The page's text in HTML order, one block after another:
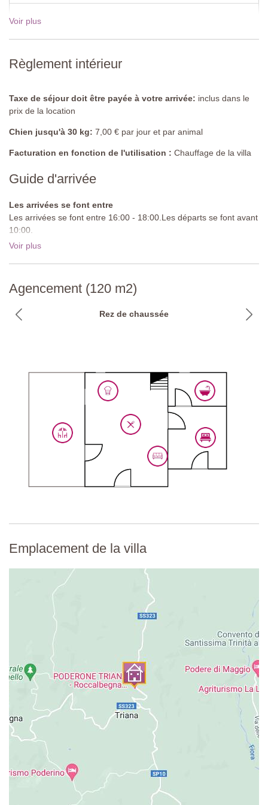
Lit double (peut être convertis en lits jumeaux), armoire,
cheminée, terrasse, télévision
Salle de bain 2
Piscine partagée
Largeur : 4 mètres
Profondeur : 1,3 à 1,6 mètres
Horaires d'ouvertures : de Mai à Septembre
Cloturée : oui
Meublée : Parasols et chaises longues
Voir les tarifs pour 2027
Voir plus
Règlement intérieur
Taxe de séjour doit être payée à votre arrivée: inclus dans le
prix de la location
Chien jusqu'à 30 kg: 7,00 € par jour et par animal
Facturation en fonction de l'utilisation : Chauffage de la villa
Guide d'arrivée
Les arrivées se font entre
Les arrivées se font entre 16:00 - 18:00.Les départs se font avant
10:00.
Route d'approche:
Code national d'identification:IT053020C23MS2TH9U
Voir plus
Agencement (120 m2)
Rez de chaussée
Emplacement de la villa